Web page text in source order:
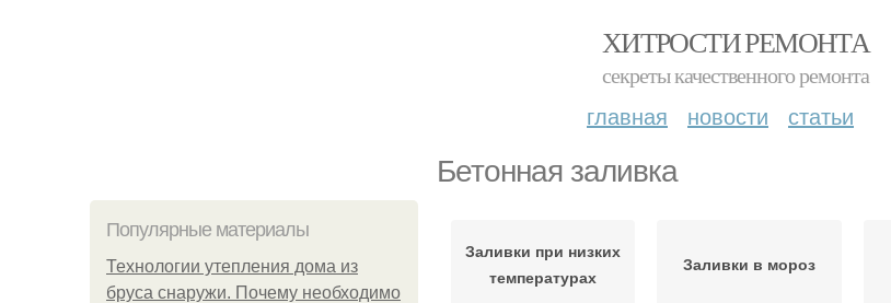
ХИТРОСТИ РЕМОНТА
секреты качественного ремонта
главная новости статьи
Бетонная заливка
Популярные материалы
Технологии утепления дома из
бруса снаружи. Почему необходимо
Заливки при низких
температурах
Заливки в мороз